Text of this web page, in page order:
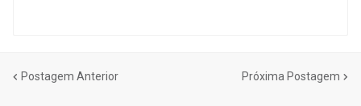
Postagem Anterior Próxima Postagem